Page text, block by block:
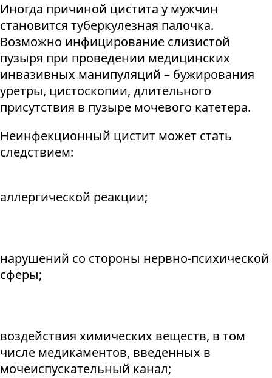
Иногда причиной цистита у мужчин
становится туберкулезная палочка.
Возможно инфицирование слизистой
пузыря при проведении медицинских
инвазивных манипуляций – бужирования
уретры, цистоскопии, длительного
присутствия в пузыре мочевого катетера.
Неинфекционный цистит может стать
следствием:
аллергической реакции;
нарушений со стороны нервно-психической
сферы;
воздействия химических веществ, в том
числе медикаментов, введенных в
мочеиспускательный канал;